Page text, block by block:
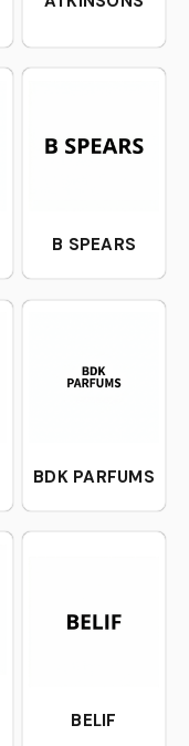
B SPEARS
BDK PARFUMS
BELIF